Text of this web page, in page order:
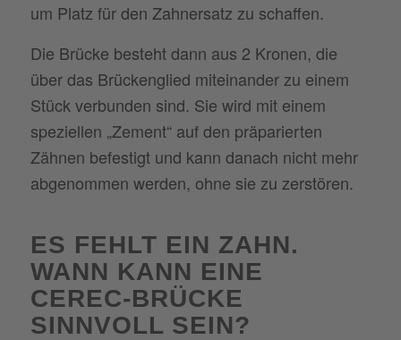
um Platz für den Zahnersatz zu schaffen.
Die Brücke besteht dann aus 2 Kronen, die
über das Brückenglied miteinander zu einem
Stück verbunden sind. Sie wird mit einem
speziellen „Zement“ auf den präparierten
Zähnen befestigt und kann danach nicht mehr
abgenommen werden, ohne sie zu zerstören.
ES FEHLT EIN ZAHN.
WANN KANN EINE
CEREC-BRÜCKE
SINNVOLL SEIN?